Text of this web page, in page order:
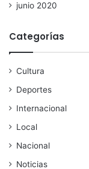
junio 2020
Categorías
Cultura
Deportes
Internacional
Local
Nacional
Noticias